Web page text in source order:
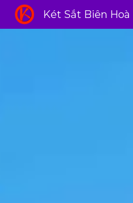
Két Sắt Biên Hoà